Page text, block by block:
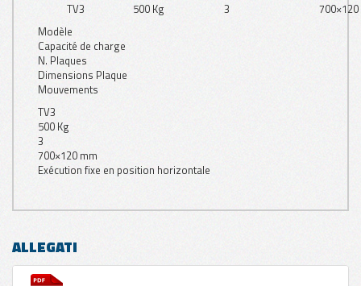
TV3
500 Kg 3
Modèle
Capacité de charge
N. Plaques
Dimensions Plaque
Mouvements
TV3
500 Kg
3
700×120 mm
Exécution fixe en position horizontale
ALLEGATI